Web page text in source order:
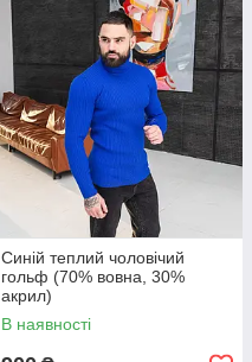
Синій теплий чоловічий
гольф (70% вовна, 30%
акрил)
В наявності